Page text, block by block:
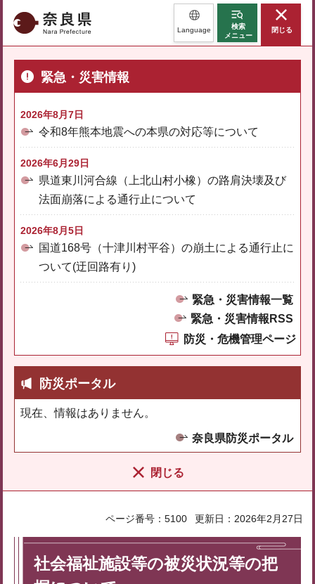
奈良県 Language
検索
メニュー
閉じる
緊急・災害情報
2026年8月7日
令和8年熊本地震への本県の対応等について
2026年6月29日
県道東川河合線（上北山村小橡）の路肩決壊及び
法面崩落による通行止について
2026年8月5日
国道168号（十津川村平谷）の崩土による通行止に
ついて(迂回路有り)
緊急・災害情報一覧
緊急・災害情報RSS
防災・危機管理ページ
防災ポータル
現在、情報はありません。
奈良県防災ポータル
閉じる
ページ番号：5100 更新日：2026年2月27日
社会福祉施設等の被災状況等の把